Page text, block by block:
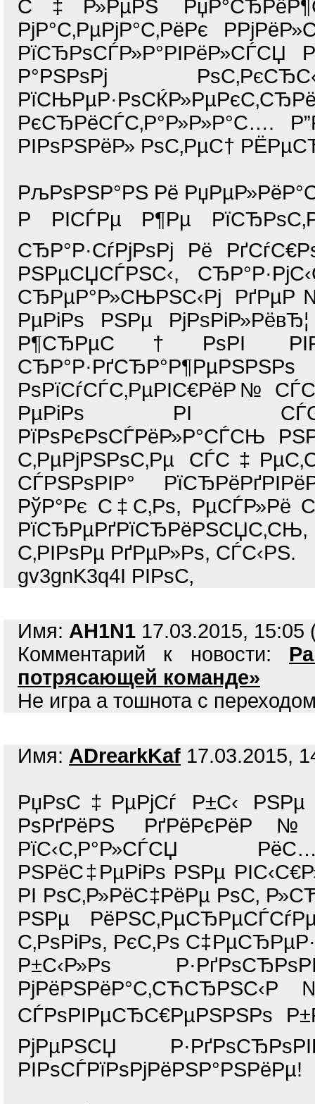
С‡Р»РµРЅ
РјР°С‚РµРјР°С‚РёРє
РїСЂРѕСЃР»Р°РІРёР»СЃСЏ
Р°РЅРѕРј
РєСЂРёСЃС‚Р°Р»Р»Р°С….
РІРѕРЅРёР» РѕС‚РµС†
РљРѕРЅР°РЅ Рё
Р РІСЃРµ Р¶Рµ
СЂР°Р·СѓРјРѕРј Рё
РЅРµСЏСЃРЅС‹,
СЂРµР°Р»СЊРЅС‹Рј
РµРіРѕ РЅРµ
Р¶СЂРµС†РѕРІ
РѕРїСѓСЃС‚РµРІС€РёР№
РµРіРѕ РІ
С‚РµРјРЅРѕС‚Рµ
СЃРЅРѕРІР°
РўР°Рє С‡С‚Рѕ, РµСЃР»Рё
РїСЂРµРґРїСЂРёРЅСЏС‚СЊ,
С‚РІРѕРµ РґРµР»Рѕ, СЃС‹РЅ.
gv3gnK3q4I РІРѕС‚
Имя: AH1N1 17.03.2015, 15:05
Комментарий к новости:
потрясающей команде»
Не игра а тошнота с
Имя: ADrearkKaf 17.03.2015,
РџРѕС‡РµРјСѓ Р±С‹
РѕРґРёРЅ РґРёРєРёР№
РїС‹С‚Р°Р»СЃСЏ
РЅРёС‡РµРіРѕ РЅРµ
РІ РѕС‚Р»РёС‡РёРµ РѕС‚
РЅРµ
С‚РѕРіРѕ, РєС‚Рѕ
Р±С‹Р»Рѕ
СЃРѕРІРµСЂС€РµРЅРЅРѕ
РјРµРЅСЏ
РІРѕСЃРїРѕРјРёРЅР°РЅРёРµ!